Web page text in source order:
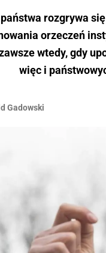
rozgrywa
orzeczeń
wtedy, gdy
więc i
Gadowski